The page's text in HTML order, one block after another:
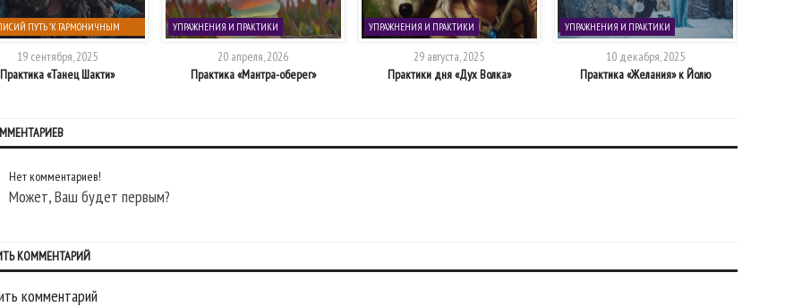
ПУТЬ "К ГАРМОНИЧНЫМ
19 сентября, 2025
Практика «Танец Шакти»
УПРАЖНЕНИЯ И ПРАКТИКИ
20 апреля, 2026
Практика «Мантра-оберег»
УПРАЖНЕНИЯ И ПРАКТИКИ
29 августа, 2025
Практики дня «Дух Волка»
УПРАЖНЕНИЯ И ПРАКТИКИ
10 декабря, 2025
Практика «Желания» к Йолю
Нет комментариев!
Может, Ваш будет первым?
КОММЕНТАРИЙ
комментарий